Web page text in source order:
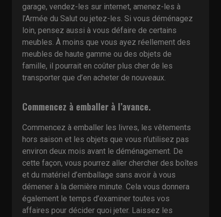
garage, vendez-les sur internet, amenez-les à
l’Armée du Salut ou jetez-les. Si vous déménagez
loin, pensez aussi à vous défaire de certains
meubles. À moins que vous ayez réellement des
meubles de haute gamme ou des objets de
famille, il pourrait en coûter plus cher de les
transporter que d’en acheter de nouveaux.
Commencez à emballer à l’avance.
Commencez à emballer les livres, les vêtements
hors saison et les objets que vous n’utilisez pas
environ deux mois avant le déménagement. De
cette façon, vous pourrez aller chercher des boîtes
et du matériel d’emballage sans avoir à vous
démener à la dernière minute. Cela vous donnera
également le temps d’examiner toutes vos
affaires pour décider quoi jeter. Laissez les